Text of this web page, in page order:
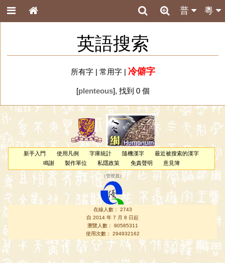
粵
普
英語搜索
所有字| 常用字| 冷僻字
[plenteous], 找到 0 個
新手入門 使用凡例 字庫統計 隨機漢字
最近被搜索的漢字
鳴謝
製作單位 私隱政策 免責聲明 意見簿
（管理員 ）
在線人數： 2743
自 2014 年 7 月 8 日起
瀏覽人數： 80585311
使用次數： 294932162